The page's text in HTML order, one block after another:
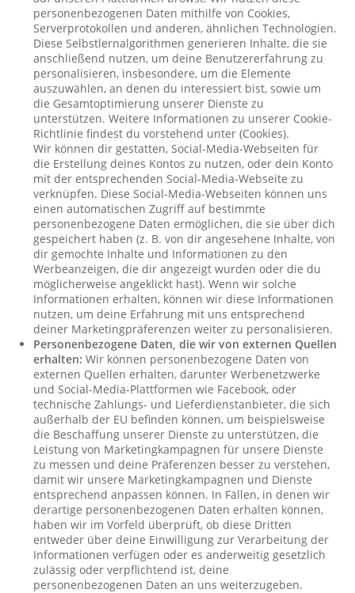
personenbezogenen Daten mithilfe von Cookies,
Serverprotokollen und anderen, ähnlichen Technologien.
Diese Selbstlernalgorithmen generieren Inhalte, die sie
anschließend nutzen, um deine Benutzererfahrung zu
personalisieren, insbesondere, um die Elemente
auszuwählen, an denen du interessiert bist, sowie um
die Gesamtoptimierung unserer Dienste zu
unterstützen. Weitere Informationen zu unserer Cookie-
Richtlinie findest du vorstehend unter (Cookies).
Wir können dir gestatten, Social-Media-Webseiten für
die Erstellung deines Kontos zu nutzen, oder dein Konto
mit der entsprechenden Social-Media-Webseite zu
verknüpfen. Diese Social-Media-Webseiten können uns
einen automatischen Zugriff auf bestimmte
personenbezogene Daten ermöglichen, die sie über dich
gespeichert haben (z. B. von dir angesehene Inhalte, von
dir gemochte Inhalte und Informationen zu den
Werbeanzeigen, die dir angezeigt wurden oder die du
möglicherweise angeklickt hast). Wenn wir solche
Informationen erhalten, können wir diese Informationen
nutzen, um deine Erfahrung mit uns entsprechend
deiner Marketingpräferenzen weiter zu personalisieren.
Personenbezogene Daten, die wir von externen Quellen
erhalten: Wir können personenbezogene Daten von
externen Quellen erhalten, darunter Werbenetzwerke
und Social-Media-Plattformen wie Facebook, oder
technische Zahlungs- und Lieferdienstanbieter, die sich
außerhalb der EU befinden können, um beispielsweise
die Beschaffung unserer Dienste zu unterstützen, die
Leistung von Marketingkampagnen für unsere Dienste
zu messen und deine Präferenzen besser zu verstehen,
damit wir unsere Marketingkampagnen und Dienste
entsprechend anpassen können. In Fällen, in denen wir
derartige personenbezogenen Daten erhalten können,
haben wir im Vorfeld überprüft, ob diese Dritten
entweder über deine Einwilligung zur Verarbeitung der
Informationen verfügen oder es anderweitig gesetzlich
zulässig oder verpflichtend ist, deine
personenbezogenen Daten an uns weiterzugeben.